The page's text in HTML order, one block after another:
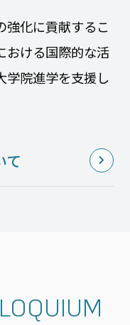
強化に貢献するこ
おける国際的な活
学院進学を支援し
て